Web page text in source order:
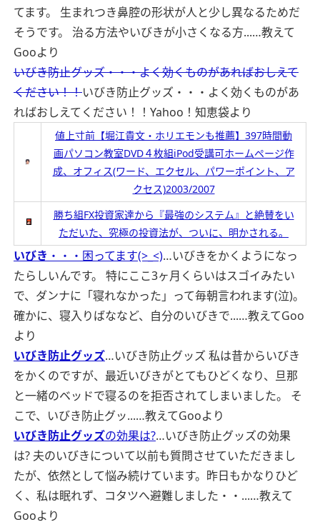
てます。 生まれつき鼻腔の形状が人と少し異なるためだ
そうです。 治る方法やいびきが小さくなる方...…教えて
Gooより
いびき防止グッズ・・・よく効くものがあればおしえて
ください！！いびき防止グッズ・・・よく効くものがあ
ればおしえてください！！ Yahoo！知恵袋より
値上寸前【堀江貴文・ホリエモンも推薦】397時間動
画パソコン教室DVD４枚組iPod受講可ホームページ作
成、オフィス(ワード、エクセル、パワーポイント、ア
クセス)2003/2007
勝ち組FX投資家達から『最強のシステム』と絶賛をい
ただいた、究極の投資法が、ついに、明かされる。
いびき ・・・困ってます(>_<)…いびきをかくようになっ
たらしいんです。 特にここ3ヶ月くらいはスゴイみたい
で、ダンナに「寝れなかった」って毎朝言われます(泣)。
確かに、寝入りばななど、自分のいびきで...…教えてGoo
より
いびき防止グッズ…いびき防止グッズ 私は昔からいびき
をかくのですが、最近いびきがとてもひどくなり、旦那
と一緒のベッドで寝るのを拒否されてしまいました。 そ
こで、いびき防止グッ...…教えてGooより
いびき防止グッズの効果は?…いびき防止グッズの効果
は? 夫のいびきについて以前も質問させていただきまし
たが、依然として悩み続けています。昨日もかなりひど
く、私は眠れず、コタツへ避難しました・・...…教えて
Gooより